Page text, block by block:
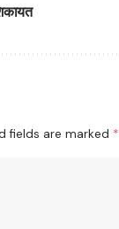
fields are marked *